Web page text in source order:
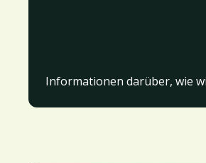
Informationen darüber, wie